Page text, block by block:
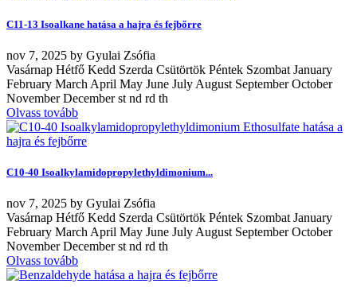
C11-13 Isoalkane hatása a hajra és fejbőrre
nov 7, 2025 by Gyulai Zsófia
Vasárnap Hétfő Kedd Szerda Csütörtök Péntek Szombat January
February March April May June July August September October
November December st nd rd th
Olvass tovább
C10-40 Isoalkylamidopropylethyldimonium...
nov 7, 2025 by Gyulai Zsófia
Vasárnap Hétfő Kedd Szerda Csütörtök Péntek Szombat January
February March April May June July August September October
November December st nd rd th
Olvass tovább